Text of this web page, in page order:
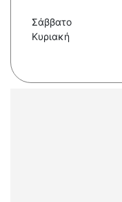
Σάββατο
Κυριακή